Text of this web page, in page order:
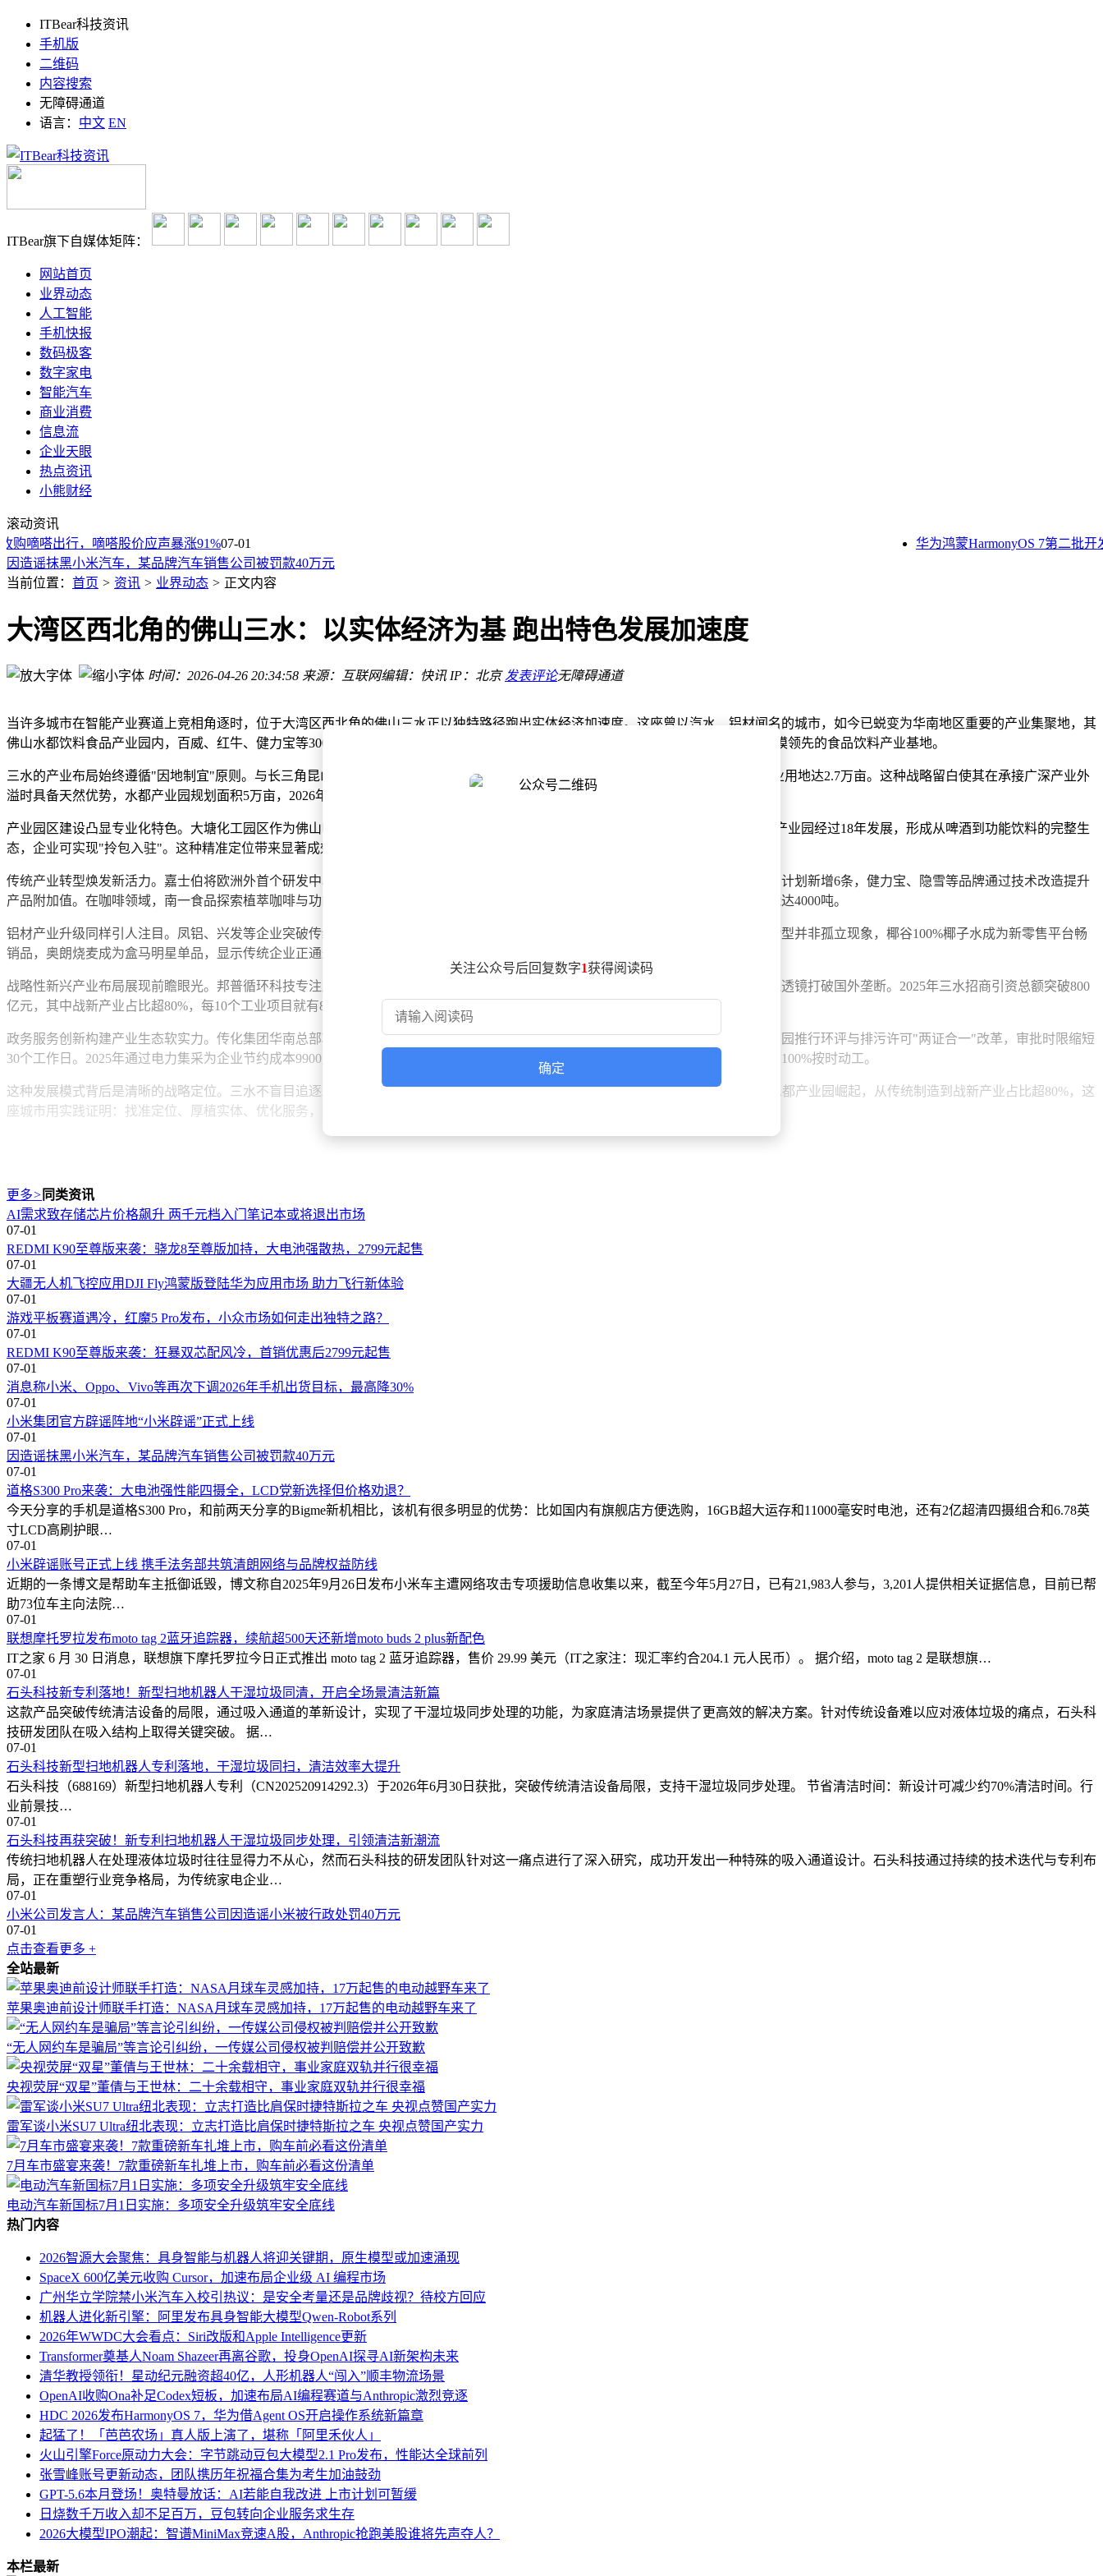
ITBear科技资讯
手机版
二维码
内容搜索
无障碍通道
语言： 中文 EN
ITBear旗下自媒体矩阵：
网站首页
业界动态
人工智能
手机快报
数码极客
数字家电
智能汽车
商业消费
信息流
企业天眼
热点资讯
小熊财经
滚动资讯
嘀嗒出行，嘀嗒股价应声暴涨91%07-01 华为鸿蒙HarmonyOS 7第二批开
小米公司发言人：某品牌汽车销售公司因造谣小米被行政处罚40万元
小米集团官方辟谣阵地“小米辟谣”正式上线
因造谣抹黑小米汽车，某品牌汽车销售公司被罚款40万元
道格S300 Pro来袭：大电池强性能四摄全，LCD党新选择但价格劝退？
小米辟谣账号正式上线 携手法务部共筑清朗网络与品牌权益防线
石头科技新专利落地！新型扫地机器人干湿垃圾同清，开启全场景清洁新篇
石头科技再获突破！新专利扫地机器人干湿垃圾同步处理，引领清洁新潮流
当前位置： 首页 > 资讯 > 业界动态 > 正文内容
大湾区西北角的佛山三水：以实体经济为基 跑出特色发展加速度
时间：2026-04-26 20:34:58 来源：互联网编辑：快讯 IP：北京 发表评论无障碍通道
当许多城市在智能产业赛道上竞相角逐时，位于大湾区西北角的佛山三水正以独特路径跑出实体经济加速度。这座曾以汽水、铝材闻名的城市，如今已蜕变为华南地区重要的产业集聚地，其
佛山水都饮料食品产业园内，百威、红牛、健力宝等300余家企业形成完整产业链，覆盖从原料供应到物流配送的全环节，成为华南规模领先的食品饮料产业基地。
三水的产业布局始终遵循"因地制宜"原则。与长三角昆山等土地开发强度超40%的地区不同，三水土地开发强度仅29.6%，可供出让产业用地达2.7万亩。这种战略留白使其在承接广深产业外
溢时具备天然优势，水都产业园规划面积5万亩，2026年还将拓展4200亩产业空间，年内整备土地1270亩，为产业升级预留充足空间。
产业园区建设凸显专业化特色。大塘化工园区作为佛山唯一省级化工产业基地，吸引总投资238亿元的宁德邦普新材料项目落地；水都产业园经过18年发展，形成从啤酒到功能饮料的完整生
态，企业可实现"拎包入驻"。这种精准定位带来显著成效，三水连续19年保持人口净流入，2024年常住人口达88.91万人。
传统产业转型焕发新活力。嘉士伯将欧洲外首个研发中心设在三水，专注风味研究和酿造工艺创新；水都产业园拥有21条无菌生产线，计划新增6条，健力宝、隐雪等品牌通过技术改造提升
产品附加值。在咖啡领域，南一食品探索植萃咖啡与功能成分结合；精酿赛道中，嘉士伯三水基地主打中高端产品，猫员外啤酒年产能达4000吨。
铝材产业升级同样引人注目。凤铝、兴发等企业突破传统门窗领域，产品广泛应用于高铁、航空航天、新能源汽车等高端领域。这种转型并非孤立现象，椰谷100%椰子水成为新零售平台畅
销品，奥朗烧麦成为盒马明星单品，显示传统企业正通过技术改造和营销创新实现突围。
战略性新兴产业布局展现前瞻眼光。邦普循环科技专注废旧电池回收，处理全国三分之一退役新能源汽车电池；粤海信研发的龙勃天线透镜打破国外垄断。2025年三水招商引资总额突破800
亿元，其中战新产业占比超80%，每10个工业项目就有8个属于战新领域。
政务服务创新构建产业生态软实力。传化集团华南总部项目实现备案、申报一天办结，嘉士伯项目从动工到投产仅用一年半。水都产业园推行环评与排污许可"两证合一"改革，审批时限缩短
30个工作日。2025年通过电力集采为企业节约成本9900万元，蒸汽价格下降降低用汽成本1800万元，组建超百人代办专班实现重大项目100%按时动工。
这种发展模式背后是清晰的战略定位。三水不盲目追逐AI等热门赛道，而是立足制造业优势，在细分领域深耕细作。从健力宝诞生到水都产业园崛起，从传统制造到战新产业占比超80%，这
座城市用实践证明：找准定位、厚植实体、优化服务，同样能在区域竞争中脱颖而出。
关注公众号后回复数字1获得阅读码
确定
更多> 同类资讯
AI需求致存储芯片价格飙升 两千元档入门笔记本或将退出市场
07-01
REDMI K90至尊版来袭：骁龙8至尊版加持，大电池强散热，2799元起售
07-01
大疆无人机飞控应用DJI Fly鸿蒙版登陆华为应用市场 助力飞行新体验
07-01
游戏平板赛道遇冷，红魔5 Pro发布，小众市场如何走出独特之路？
07-01
REDMI K90至尊版来袭：狂暴双芯配风冷，首销优惠后2799元起售
07-01
消息称小米、Oppo、Vivo等再次下调2026年手机出货目标，最高降30%
07-01
小米集团官方辟谣阵地“小米辟谣”正式上线
07-01
因造谣抹黑小米汽车，某品牌汽车销售公司被罚款40万元
07-01
道格S300 Pro来袭：大电池强性能四摄全，LCD党新选择但价格劝退？
今天分享的手机是道格S300 Pro，和前两天分享的Bigme新机相比，该机有很多明显的优势：比如国内有旗舰店方便选购，16GB超大运存和11000毫安时电池，还有2亿超清四摄组合和6.78英
寸LCD高刷护眼…
07-01
小米辟谣账号正式上线 携手法务部共筑清朗网络与品牌权益防线
近期的一条博文是帮助车主抵御诋毁，博文称自2025年9月26日发布小米车主遭网络攻击专项援助信息收集以来，截至今年5月27日，已有21,983人参与，3,201人提供相关证据信息，目前已帮
助73位车主向法院…
07-01
联想摩托罗拉发布moto tag 2蓝牙追踪器，续航超500天还新增moto buds 2 plus新配色
IT之家 6 月 30 日消息，联想旗下摩托罗拉今日正式推出 moto tag 2 蓝牙追踪器，售价 29.99 美元（IT之家注：现汇率约合204.1 元人民币）。 据介绍，moto tag 2 是联想旗…
07-01
石头科技新专利落地！新型扫地机器人干湿垃圾同清，开启全场景清洁新篇
这款产品突破传统清洁设备的局限，通过吸入通道的革新设计，实现了干湿垃圾同步处理的功能，为家庭清洁场景提供了更高效的解决方案。针对传统设备难以应对液体垃圾的痛点，石头科
技研发团队在吸入结构上取得关键突破。 据…
07-01
石头科技新型扫地机器人专利落地，干湿垃圾同扫，清洁效率大提升
石头科技（688169）新型扫地机器人专利（CN202520914292.3）于2026年6月30日获批，突破传统清洁设备局限，支持干湿垃圾同步处理。 节省清洁时间：新设计可减少约70%清洁时间。行
业前景技…
07-01
石头科技再获突破！新专利扫地机器人干湿垃圾同步处理，引领清洁新潮流
传统扫地机器人在处理液体垃圾时往往显得力不从心，然而石头科技的研发团队针对这一痛点进行了深入研究，成功开发出一种特殊的吸入通道设计。石头科技通过持续的技术迭代与专利布
局，正在重塑行业竞争格局，为传统家电企业…
07-01
小米公司发言人：某品牌汽车销售公司因造谣小米被行政处罚40万元
07-01
点击查看更多 +
全站最新
苹果奥迪前设计师联手打造：NASA月球车灵感加持，17万起售的电动越野车来了
“无人网约车是骗局”等言论引纠纷，一传媒公司侵权被判赔偿并公开致歉
央视荧屏“双星”董倩与王世林：二十余载相守，事业家庭双轨并行很幸福
雷军谈小米SU7 Ultra纽北表现：立志打造比肩保时捷特斯拉之车 央视点赞国产实力
7月车市盛宴来袭！7款重磅新车扎堆上市，购车前必看这份清单
电动汽车新国标7月1日实施：多项安全升级筑牢安全底线
热门内容
2026智源大会聚焦：具身智能与机器人将迎关键期，原生模型或加速涌现
SpaceX 600亿美元收购 Cursor，加速布局企业级 AI 编程市场
广州华立学院禁小米汽车入校引热议：是安全考量还是品牌歧视？待校方回应
机器人进化新引擎：阿里发布具身智能大模型Qwen-Robot系列
2026年WWDC大会看点：Siri改版和Apple Intelligence更新
Transformer奠基人Noam Shazeer再离谷歌，投身OpenAI探寻AI新架构未来
清华教授领衔！星动纪元融资超40亿，人形机器人“闯入”顺丰物流场景
OpenAI收购Ona补足Codex短板，加速布局AI编程赛道与Anthropic激烈竞逐
HDC 2026发布HarmonyOS 7，华为借Agent OS开启操作系统新篇章
起猛了！「芭芭农场」真人版上演了，堪称「阿里禾伙人」
火山引擎Force原动力大会：字节跳动豆包大模型2.1 Pro发布，性能达全球前列
张雪峰账号更新动态，团队携历年祝福合集为考生加油鼓劲
GPT-5.6本月登场！奥特曼放话：AI若能自我改进 上市计划可暂缓
日烧数千万收入却不足百万，豆包转向企业服务求生存
2026大模型IPO潮起：智谱MiniMax竞速A股，Anthropic抢跑美股谁将先声夺人？
本栏最新